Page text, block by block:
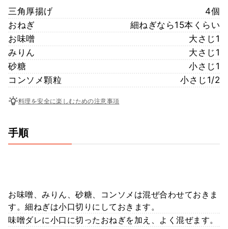
三角厚揚げ
4個
おねぎ
細ねぎなら15本くらい
お味噌
大さじ1
みりん
大さじ1
砂糖
小さじ1
コンソメ顆粒
小さじ1/2
料理を安全に楽しむための注意事項
手順
お味噌、みりん、砂糖、コンソメは混ぜ合わせておきま
す。細ねぎは小口切りにしておきます。
味噌ダレに小口に切ったおねぎを加え、よく混ぜます。